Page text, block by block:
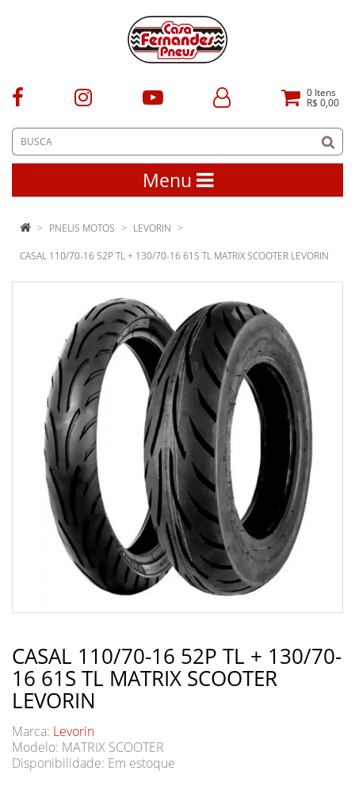
0 Itens
R$ 0,00
Menu
PNEUS MOTOS LEVORIN
CASAL 110/70-16 52P TL + 130/70-16 61S TL MATRIX SCOOTER LEVORIN
CASAL 110/70-16 52P TL + 130/70-
16 61S TL MATRIX SCOOTER
LEVORIN
Marca: Levorin
Modelo: MATRIX SCOOTER
Disponibilidade: Em estoque